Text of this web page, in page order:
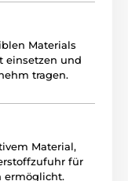
Materials
einsetzen und
tragen.
Material,
für
ermöglicht.